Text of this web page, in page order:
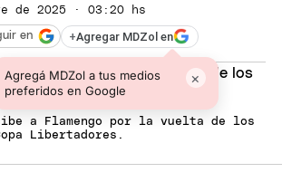
de 2025 · 03:20 hs
+Agregar MDZol en
Agregá MDZol a tus medios
preferidos en Google
×
en
a Flamengo por la vuelta de los
Libertadores.